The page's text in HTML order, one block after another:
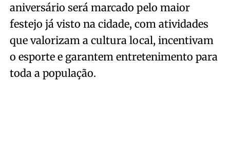
aniversário será marcado pelo maior
festejo já visto na cidade, com atividades
que valorizam a cultura local, incentivam
o esporte e garantem entretenimento para
toda a população.